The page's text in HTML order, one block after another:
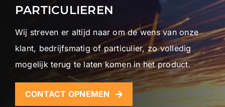
PARTICULIEREN
Wij streven er altijd naar om de wens van onze
klant, bedrijfsmatig of particulier, zo volledig
mogelijk terug te laten komen in het product.
CONTACT OPNEMEN